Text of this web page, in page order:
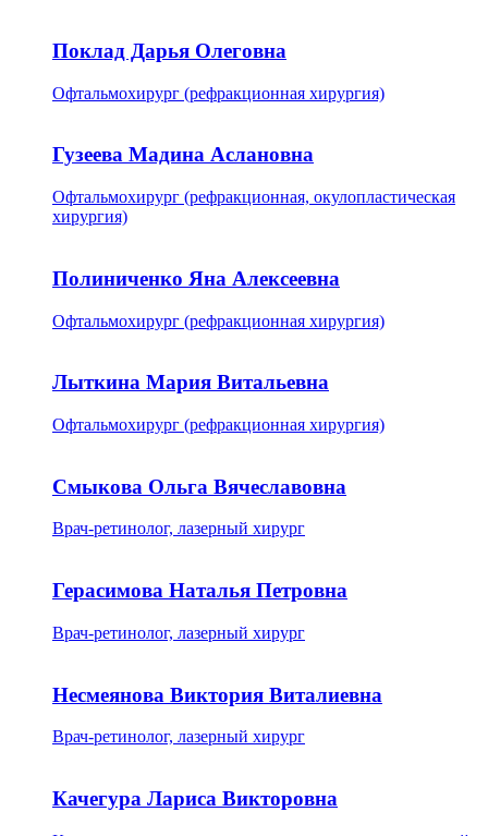
Поклад Дарья Олеговна
Офтальмохирург (рефракционная хирургия)
Гузеева Мадина Аслановна
Офтальмохирург (рефракционная, окулопластическая
хирургия)
Полиниченко Яна Алексеевна
Офтальмохирург (рефракционная хирургия)
Лыткина Мария Витальевна
Офтальмохирург (рефракционная хирургия)
Смыкова Ольга Вячеславовна
Врач-ретинолог, лазерный хирург
Герасимова Наталья Петровна
Врач-ретинолог, лазерный хирург
Несмеянова Виктория Виталиевна
Врач-ретинолог, лазерный хирург
Качегура Лариса Викторовна